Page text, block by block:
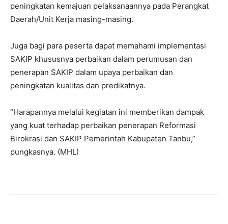
peningkatan kemajuan pelaksanaannya pada Perangkat
Daerah/Unit Kerja masing-masing.
Juga bagi para peserta dapat memahami implementasi
SAKIP khususnya perbaikan dalam perumusan dan
penerapan SAKIP dalam upaya perbaikan dan
peningkatan kualitas dan predikatnya.
“Harapannya melalui kegiatan ini memberikan dampak
yang kuat terhadap perbaikan penerapan Reformasi
Birokrasi dan SAKIP Pemerintah Kabupaten Tanbu,”
pungkasnya. (MHL)